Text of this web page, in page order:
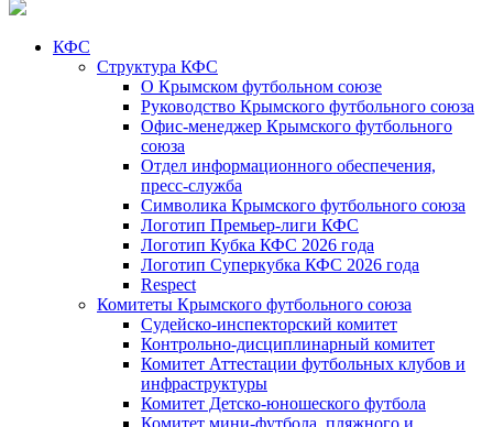
КФС
Структура КФС
О Крымском футбольном союзе
Руководство Крымского футбольного союза
Офис-менеджер Крымского футбольного
союза
Отдел информационного обеспечения,
пресс-служба
Символика Крымского футбольного союза
Логотип Премьер-лиги КФС
Логотип Кубка КФС 2026 года
Логотип Суперкубка КФС 2026 года
Respect
Комитеты Крымского футбольного союза
Судейско-инспекторский комитет
Контрольно-дисциплинарный комитет
Комитет Аттестации футбольных клубов и
инфраструктуры
Комитет Детско-юношеского футбола
Комитет мини-футбола, пляжного и